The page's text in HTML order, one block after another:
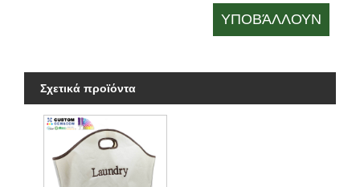
Σχετικά προϊόντα